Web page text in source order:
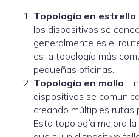
Topología en estrella
los dispositivos se
generalmente es el
es la topología más
pequeñas oficinas.
Topología en malla:
dispositivos se
creando múltiples rutas
Esta topología mejora